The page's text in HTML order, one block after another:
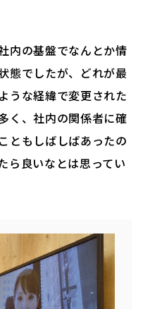
内の基盤でなんとか情
態でしたが、どれが最
うな経緯で変更された
く、社内の関係者に確
ともしばしばあったの
ら良いなとは思ってい